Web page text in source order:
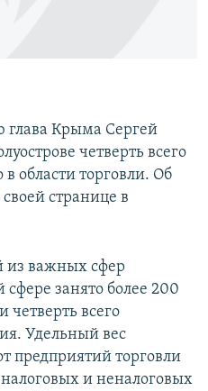
Крыма Сергей
четверть всего
области торговли. Об
странице в
из важных сфер
занято более 200
четверть всего
Удельный вес
предприятий торговли
налоговых и неналоговых